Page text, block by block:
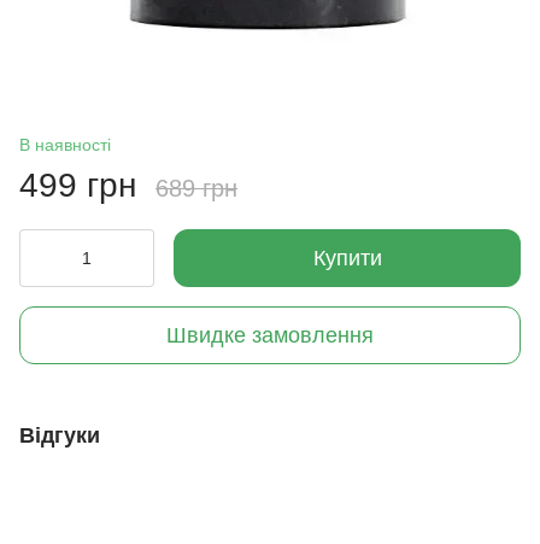
В наявності
499 грн 689 грн
Купити
Швидке замовлення
Відгуки